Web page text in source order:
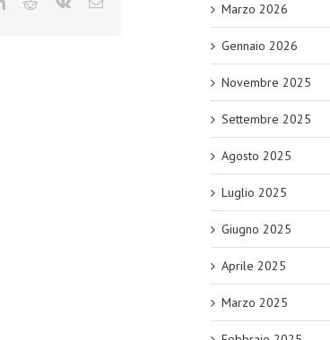
Marzo 2026
Gennaio 2026
Novembre 2025
Settembre 2025
Agosto 2025
Luglio 2025
Giugno 2025
Aprile 2025
Marzo 2025